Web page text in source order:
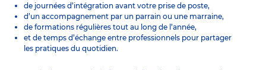
de journées d’intégration avant votre prise de poste,
d’un accompagnement par un parrain ou une marraine,
de formations régulières tout au long de l’année,
et de temps d’échange entre professionnels pour partager
les pratiques du quotidien.